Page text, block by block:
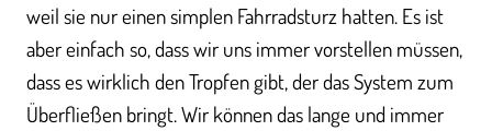
weil sie nur einen simplen Fahrradsturz hatten. Es ist
aber einfach so, dass wir uns immer vorstellen müssen,
dass es wirklich den Tropfen gibt, der das System zum
Überfließen bringt. Wir können das lange und immer